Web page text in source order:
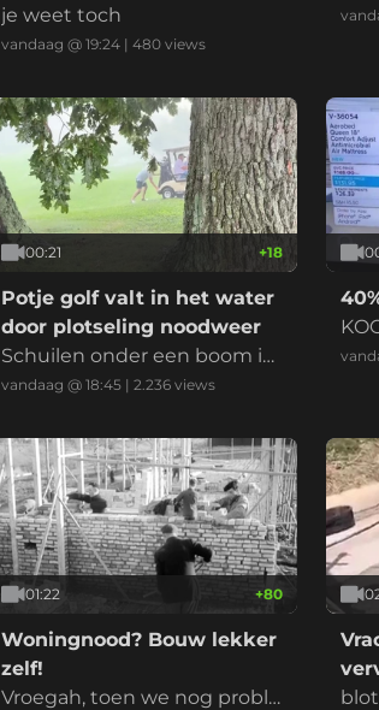
je weet toch
vandaag @ 19:24| 480views
00:21 +18
Potje golf valt in het water
door plotseling noodweer
Schuilen onder een boom is
niet aan te raden
vandaag @ 18:45| 2.236views
01:22 +80
Woningnood? Bouw lekker
zelf!
Vroegah, toen we nog proble